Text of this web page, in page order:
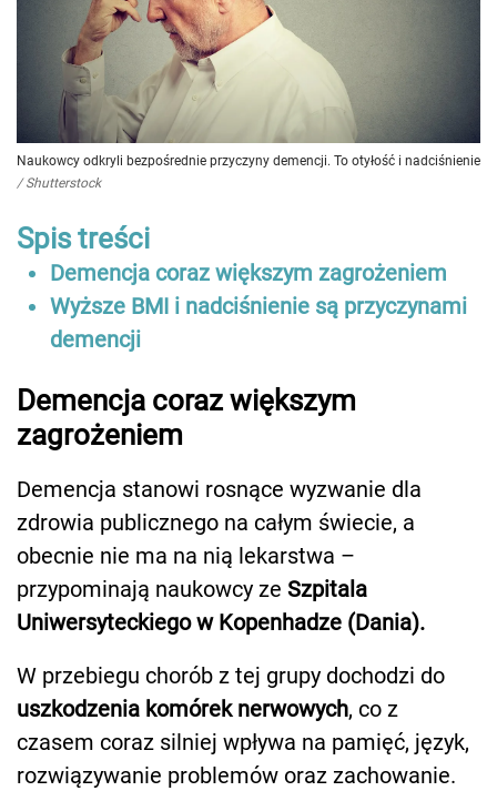
Naukowcy odkryli bezpośrednie przyczyny demencji. To otyłość i nadciśnienie
/ Shutterstock
Spis treści
Demencja coraz większym zagrożeniem
Wyższe BMI i nadciśnienie są przyczynami
demencji
Demencja coraz większym
zagrożeniem
Demencja stanowi rosnące wyzwanie dla
zdrowia publicznego na całym świecie, a
obecnie nie ma na nią lekarstwa –
przypominają naukowcy ze Szpitala
Uniwersyteckiego w Kopenhadze (Dania).
W przebiegu chorób z tej grupy dochodzi do
uszkodzenia komórek nerwowych, co z
czasem coraz silniej wpływa na pamięć, język,
rozwiązywanie problemów oraz zachowanie.